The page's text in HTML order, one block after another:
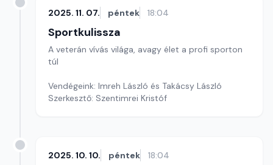
2025. 11. 07. péntek 18:04
Sportkulissza
A veterán vívás világa, avagy élet a profi sporton
túl
Vendégeink: Imreh László és Takácsy László
Szerkesztő: Szentimrei Kristóf
2025. 10. 10. péntek 18:04